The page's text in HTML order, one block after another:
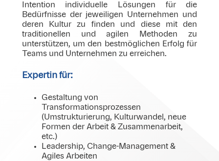
Intention individuelle Lösungen für die
Bedürfnisse der jeweiligen Unternehmen und
deren Kultur zu finden und diese mit den
traditionellen und agilen Methoden zu
unterstützen, um den bestmöglichen Erfolg für
Teams und Unternehmen zu erreichen.
Expertin für:
Gestaltung von
Transformationsprozessen
(Umstrukturierung, Kulturwandel, neue
Formen der Arbeit & Zusammenarbeit,
etc.)
Leadership, Change-Management &
Agiles Arbeiten